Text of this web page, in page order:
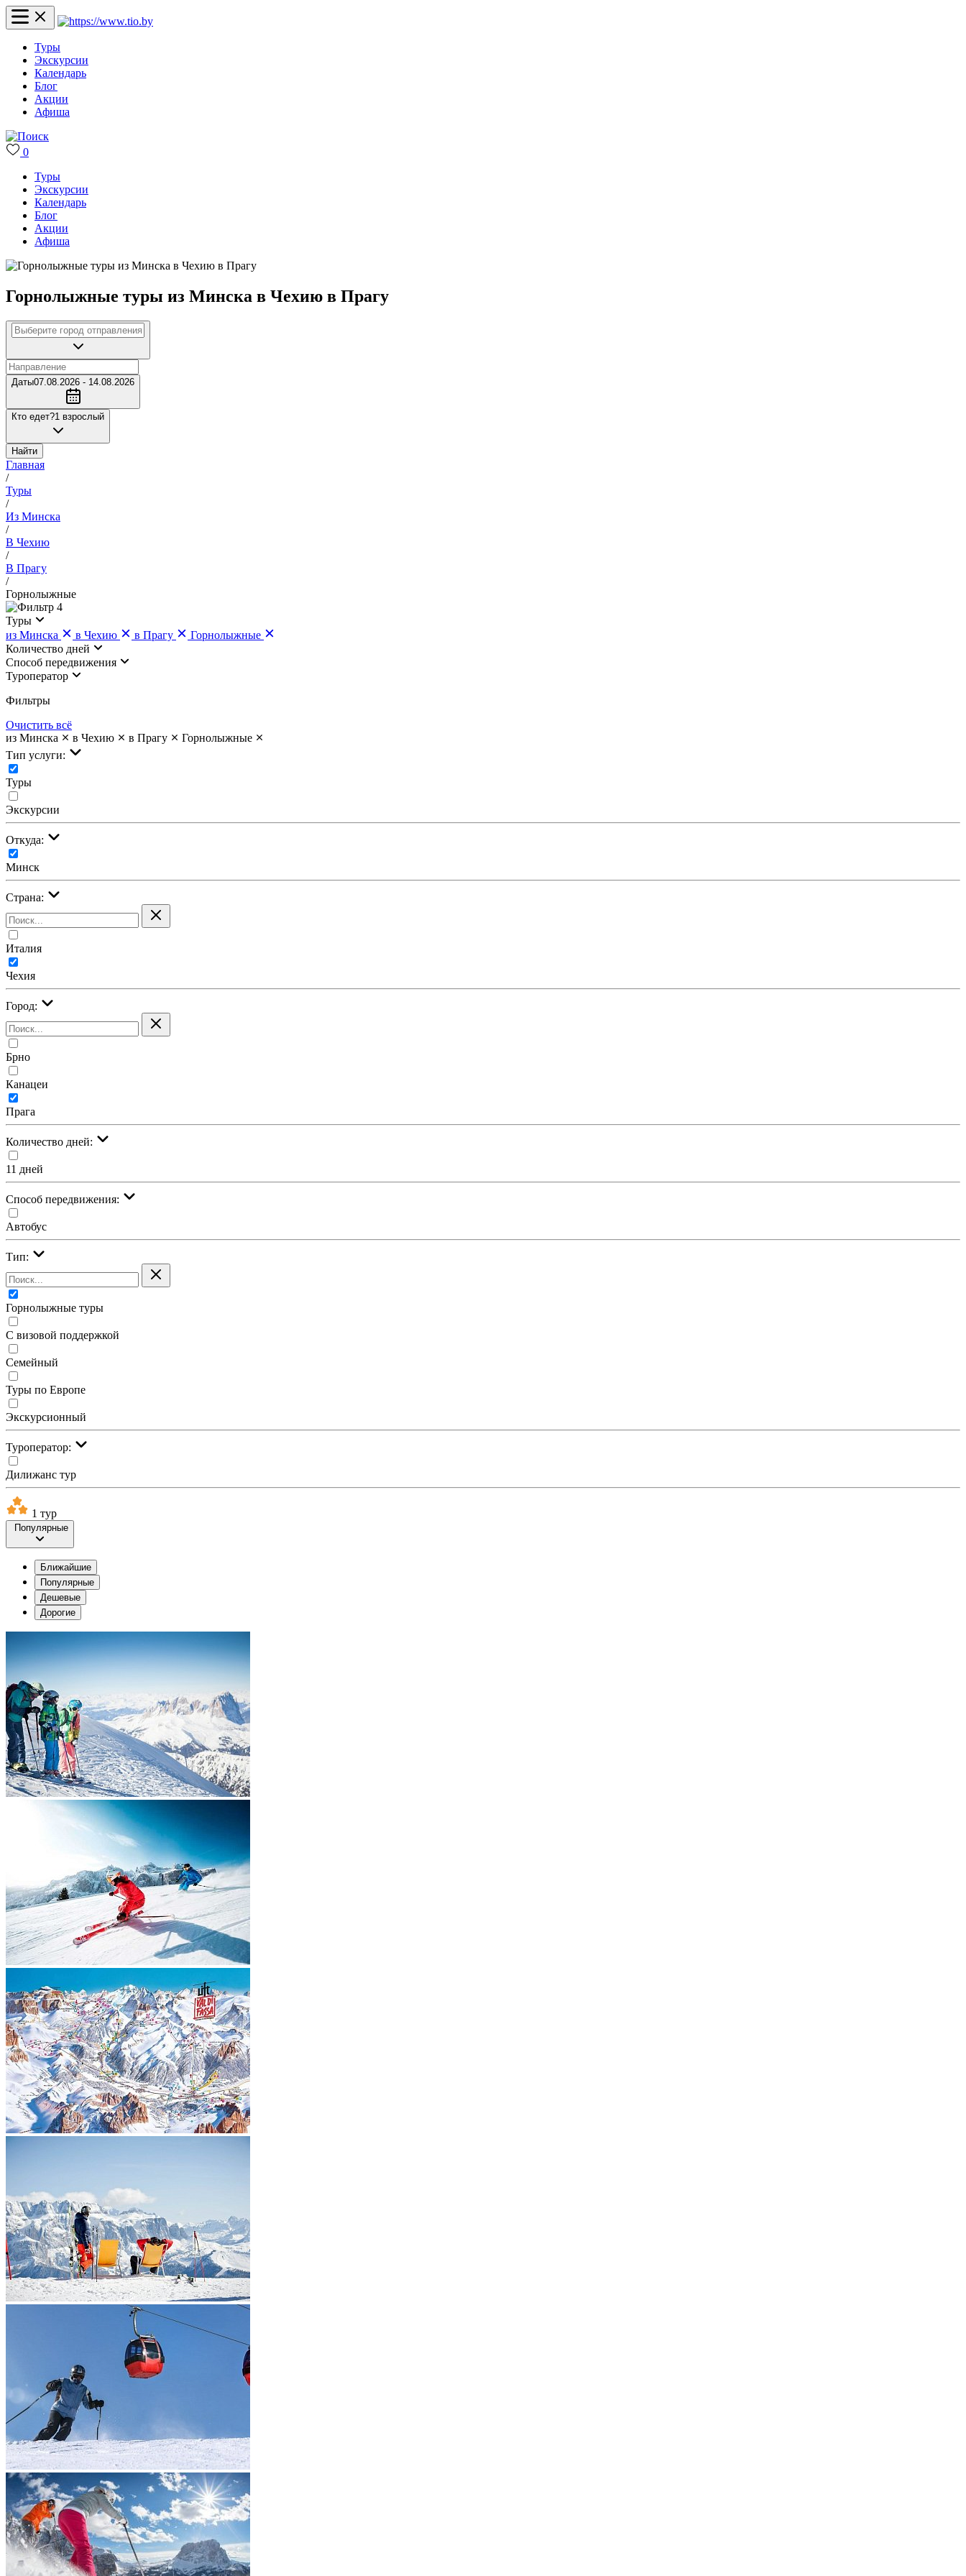
Туры
Экскурсии
Календарь
Блог
Акции
Афиша
0
Туры
Экскурсии
Календарь
Блог
Акции
Афиша
Горнолыжные туры из Минска в Чехию в Прагу
Даты07.08.2026 - 14.08.2026
Кто едет?1 взрослый
Найти
Главная
/
Туры
/
Из Минска
/
В Чехию
/
В Прагу
/
Горнолыжные
4
Туры
из Минска
в Чехию в Прагу
Горнолыжные
Количество дней
Cпособ передвижения
Туроператор
Фильтры
Очистить всё
из Минска
в Чехию в Прагу
Горнолыжные
Тип услуги:
Туры
Экскурсии
Откуда:
Минск
Страна:
Италия
Чехия
Город:
Брно
Канацеи
Прага
Количество дней:
11 дней
Cпособ передвижения:
Автобус
Тип:
Горнолыжные туры
С визовой поддержкой
Семейный
Туры по Европе
Экскурсионный
Туроператор:
Дилижанс тур
1 тур
Популярные
Ближайшие
Популярные
Дешевые
Дорогие